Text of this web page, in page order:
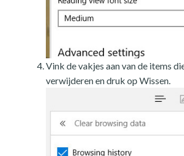
Vink de vakjes aan van de items
verwijderen en druk op Wissen.